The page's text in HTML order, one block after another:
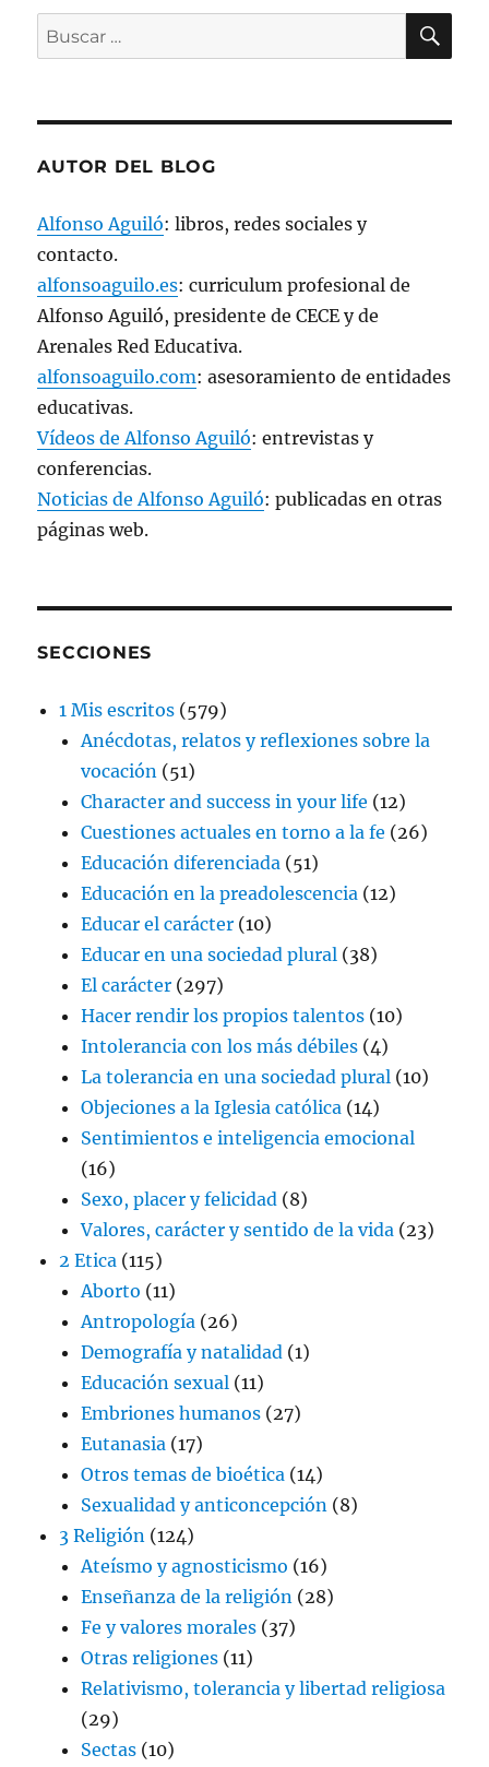
t
n
a
Buscar
por:
AUTOR DEL BLOG
Alfonso Aguiló: libros, redes sociales y
contacto.
alfonsoaguilo.es: curriculum profesional de
Alfonso Aguiló, presidente de CECE y de
Arenales Red Educativa.
alfonsoaguilo.com: asesoramiento de entidades
educativas.
Vídeos de Alfonso Aguiló: entrevistas y
conferencias.
Noticias de Alfonso Aguiló: publicadas en otras
páginas web.
SECCIONES
1 Mis escritos (579)
Anécdotas, relatos y reflexiones sobre la
vocación (51)
Character and success in your life (12)
Cuestiones actuales en torno a la fe (26)
Educación diferenciada (51)
Educación en la preadolescencia (12)
Educar el carácter (10)
Educar en una sociedad plural (38)
El carácter (297)
Hacer rendir los propios talentos (10)
Intolerancia con los más débiles (4)
La tolerancia en una sociedad plural (10)
Objeciones a la Iglesia católica (14)
Sentimientos e inteligencia emocional
(16)
Sexo, placer y felicidad (8)
Valores, carácter y sentido de la vida (23)
2 Etica (115)
Aborto (11)
Antropología (26)
Demografía y natalidad (1)
Educación sexual (11)
Embriones humanos (27)
Eutanasia (17)
Otros temas de bioética (14)
Sexualidad y anticoncepción (8)
3 Religión (124)
Ateísmo y agnosticismo (16)
Enseñanza de la religión (28)
Fe y valores morales (37)
Otras religiones (11)
Relativismo, tolerancia y libertad religiosa
(29)
Sectas (10)